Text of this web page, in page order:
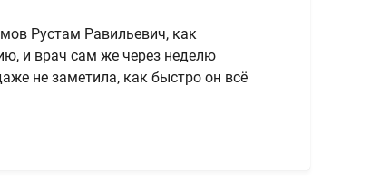
Рустам Равильевич, как
и врач сам же через неделю
не заметила, как быстро он всё